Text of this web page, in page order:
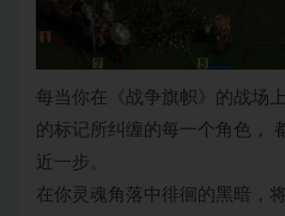
每当你在《战争旗帜》的战场
的标记所纠缠的每一个角色，
近一步。
在你灵魂角落中徘徊的黑暗，